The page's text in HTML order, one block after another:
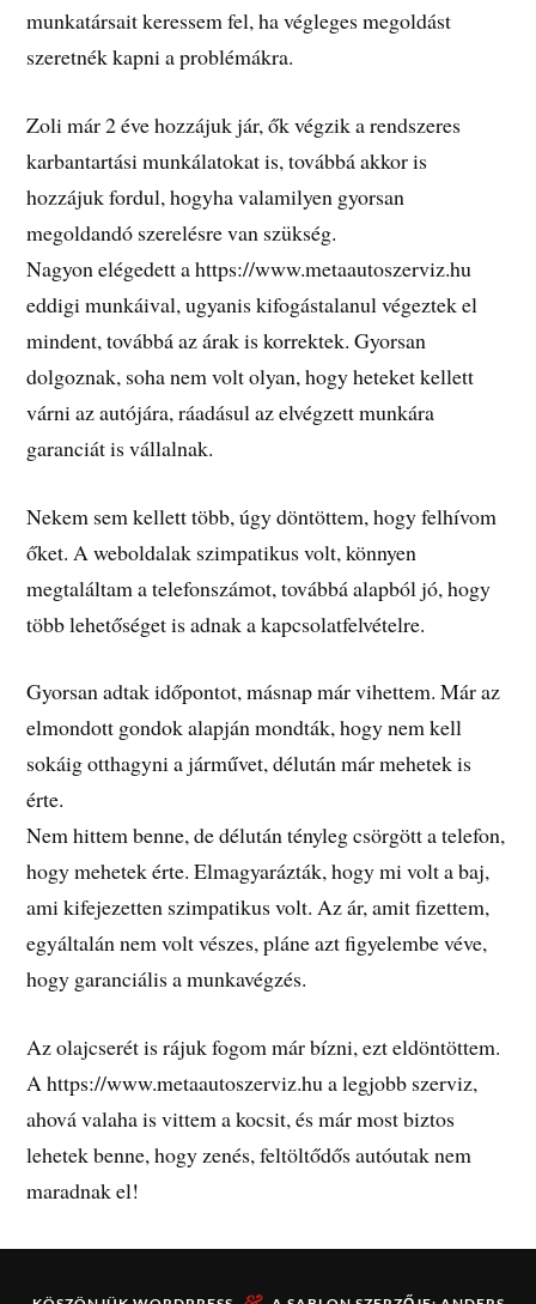
munkatársait keressem fel, ha végleges megoldást
szeretnék kapni a problémákra.
Zoli már 2 éve hozzájuk jár, ők végzik a rendszeres
karbantartási munkálatokat is, továbbá akkor is
hozzájuk fordul, hogyha valamilyen gyorsan
megoldandó szerelésre van szükség.
Nagyon elégedett a https://www.metaautoszerviz.hu
eddigi munkáival, ugyanis kifogástalanul végeztek el
mindent, továbbá az árak is korrektek. Gyorsan
dolgoznak, soha nem volt olyan, hogy heteket kellett
várni az autójára, ráadásul az elvégzett munkára
garanciát is vállalnak.
Nekem sem kellett több, úgy döntöttem, hogy felhívom
őket. A weboldalak szimpatikus volt, könnyen
megtaláltam a telefonszámot, továbbá alapból jó, hogy
több lehetőséget is adnak a kapcsolatfelvételre.
Gyorsan adtak időpontot, másnap már vihettem. Már az
elmondott gondok alapján mondták, hogy nem kell
sokáig otthagyni a járművet, délután már mehetek is
érte.
Nem hittem benne, de délután tényleg csörgött a telefon,
hogy mehetek érte. Elmagyarázták, hogy mi volt a baj,
ami kifejezetten szimpatikus volt. Az ár, amit fizettem,
egyáltalán nem volt vészes, pláne azt figyelembe véve,
hogy garanciális a munkavégzés.
Az olajcserét is rájuk fogom már bízni, ezt eldöntöttem.
A https://www.metaautoszerviz.hu a legjobb szerviz,
ahová valaha is vittem a kocsit, és már most biztos
lehetek benne, hogy zenés, feltöltődős autóutak nem
maradnak el!